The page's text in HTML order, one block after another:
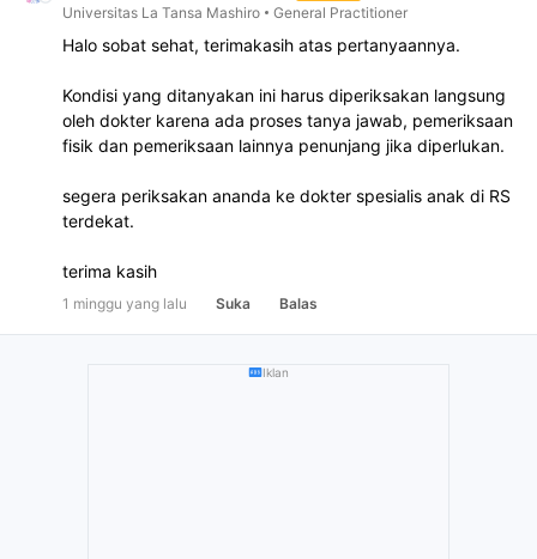
Universitas La Tansa Mashiro
General Practitioner
Halo sobat sehat, terimakasih atas pertanyaannya.
Kondisi yang ditanyakan ini harus diperiksakan langsung
oleh dokter karena ada proses tanya jawab, pemeriksaan
fisik dan pemeriksaan lainnya penunjang jika diperlukan.
segera periksakan ananda ke dokter spesialis anak di RS
terdekat.
terima kasih
1 minggu yang lalu Suka Balas
Iklan